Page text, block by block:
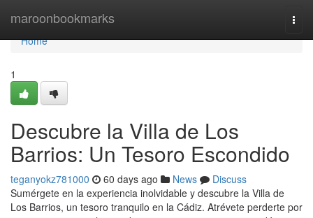
maroonbookmarks
Home
Home
1
Descubre la Villa de Los
Barrios: Un Tesoro Escondido
teganyokz781000 60 days ago News
Discuss
Sumérgete en la experiencia inolvidable y descubre la Villa de
Los Barrios, un tesoro tranquilo en la Cádiz. Atrévete perderte por